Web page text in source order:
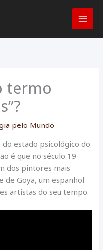
termo
pelo Mundo
estado psicológico do
é que no século 19
dos pintores mais
de Goya, um espanhol
artistas do seu tempo.